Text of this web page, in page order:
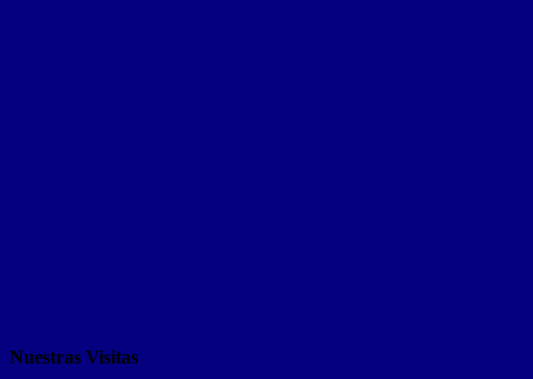
Nuestras Visitas